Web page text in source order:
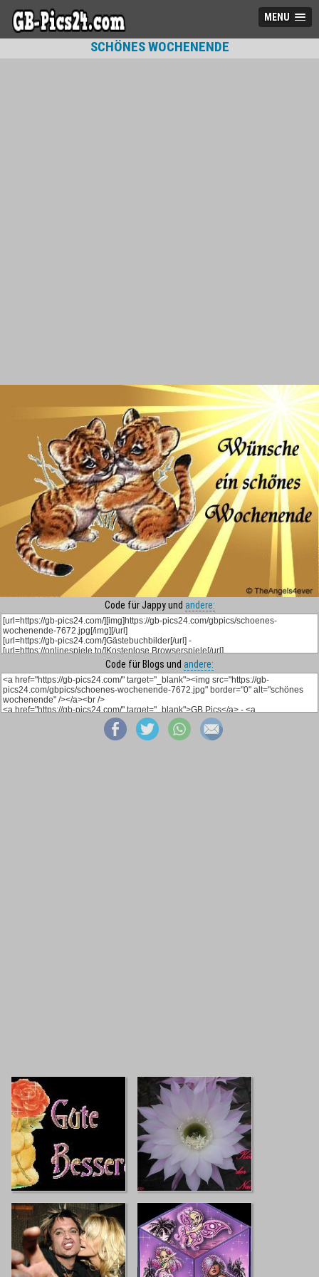
MENU
SCHÖNES WOCHENENDE
Code für Jappy und andere:
Code für Blogs und andere: